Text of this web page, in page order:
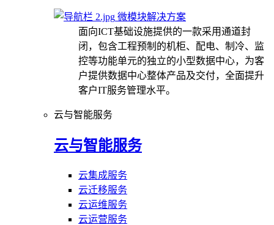
微模块解决方案
面向ICT基础设施提供的一款采用通道封
闭，包含工程预制的机柜、配电、制冷、监
控等功能单元的独立的小型数据中心，为客
户提供数据中心整体产品及交付，全面提升
客户IT服务管理水平。
云与智能服务
云与智能服务
云集成服务
云迁移服务
云运维服务
云运营服务